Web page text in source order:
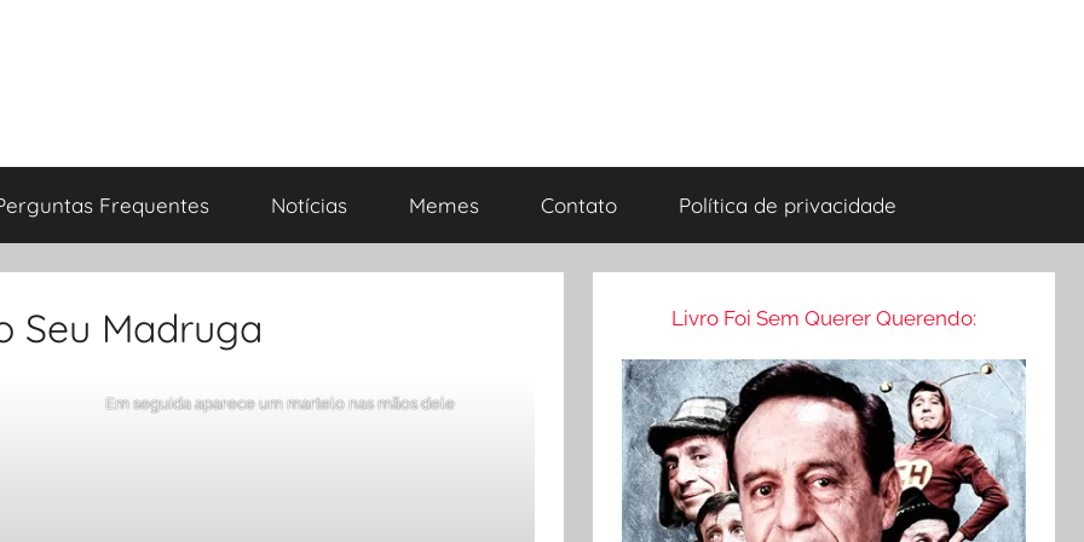
Frequentes Notícias Memes Contato Política de privacidade
Seu Madruga
Em seguida aparece um martelo nas mãos dele
Livro Foi Sem Querer Querendo: